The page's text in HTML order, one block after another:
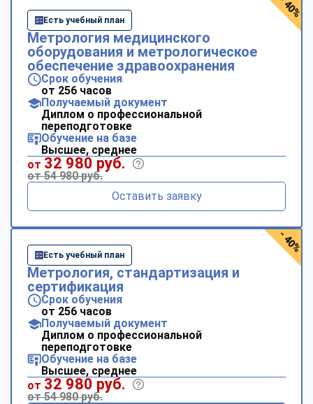
Есть учебный план
Метрология медицинского
оборудования и метрологическое
обеспечение здравоохранения
Срок обучения
от 256 часов
Получаемый документ
Диплом о профессиональной
переподготовке
Обучение на базе
Высшее, среднее
от 32 980 руб.
от 54 980 руб.
Оставить заявку
- 40%
Есть учебный план
Метрология, стандартизация и
сертификация
Срок обучения
от 256 часов
Получаемый документ
Диплом о профессиональной
переподготовке
Обучение на базе
Высшее, среднее
от 32 980 руб.
от 54 980 руб.
- 40%